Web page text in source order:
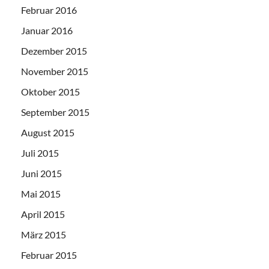
Februar 2016
Januar 2016
Dezember 2015
November 2015
Oktober 2015
September 2015
August 2015
Juli 2015
Juni 2015
Mai 2015
April 2015
März 2015
Februar 2015